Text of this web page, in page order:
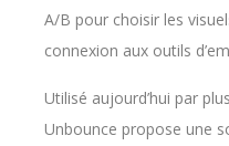
A/B pour choisir les
connexion aux outils
Utilisé aujourd’hui par
Unbounce propose une